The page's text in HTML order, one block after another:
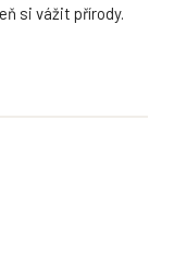
si vážit přírody.